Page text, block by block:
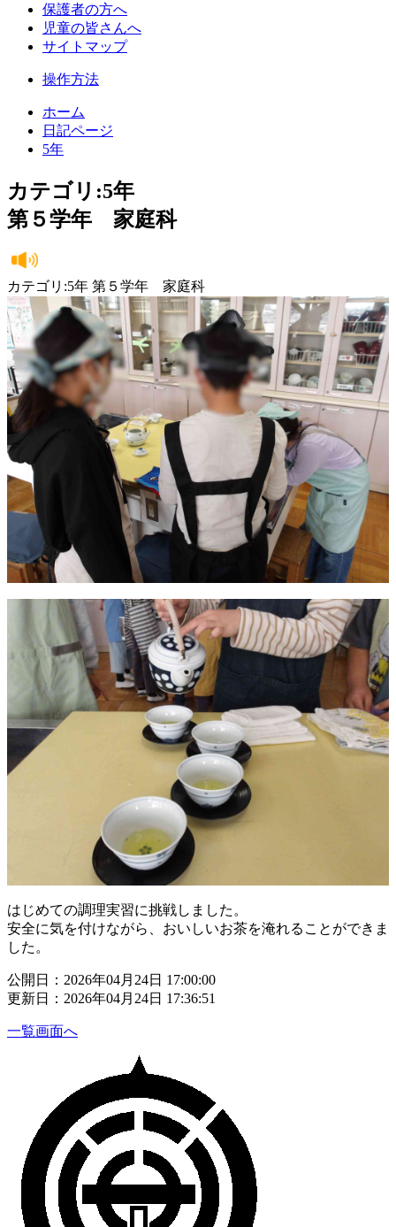
保護者の方へ
児童の皆さんへ
サイトマップ
操作方法
ホーム
日記ページ
5年
カテゴリ:5年
第５学年 家庭科
カテゴリ:5年 第５学年 家庭科
はじめての調理実習に挑戦しました。
安全に気を付けながら、おいしいお茶を淹れることができま
した。
公開日：2026年04月24日 17:00:00
更新日：2026年04月24日 17:36:51
一覧画面へ